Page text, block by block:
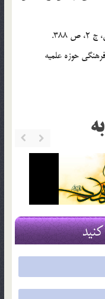
حوزه علميه